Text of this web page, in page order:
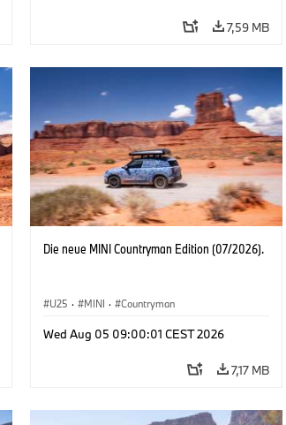
7,59 MB
Die neue MINI Countryman Edition (07/2026).
U25 · MINI · Countryman
Wed Aug 05 09:00:01 CEST 2026
7,17 MB